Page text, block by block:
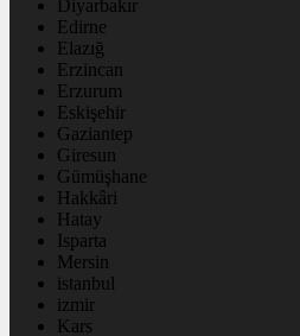
Diyarbakır
Edirne
Elazığ
Erzincan
Erzurum
Eskişehir
Gaziantep
Giresun
Gümüşhane
Hakkâri
Hatay
Isparta
Mersin
istanbul
izmir
Kars